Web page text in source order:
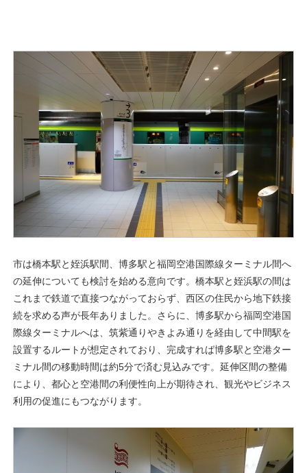
市は橋本駅と姪浜駅間、博多駅と福岡空港国際線ターミナル間へ
の延伸についても検討を始める意向です。橋本駅と姪浜駅の間は
これまで鉄道で直接つながっておらず、西区の住民から地下鉄接
続を求める声が長年ありました。さらに、博多駅から福岡空港国
際線ターミナルへは、筑紫通りやきよみ通りを経由して中間駅を
設置するルートが想定されており、完成すれば博多駅と空港ター
ミナル間の移動時間は約5分で済む見込みです。延伸区間の整備
により、都心と空港間の利便性向上が期待され、観光やビジネス
利用の促進にもつながります。